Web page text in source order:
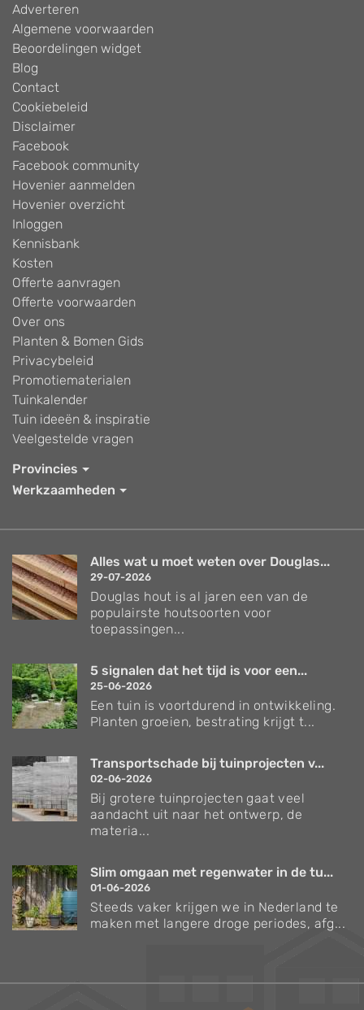
Adverteren
Algemene voorwaarden
Beoordelingen widget
Blog
Contact
Cookiebeleid
Disclaimer
Facebook
Facebook community
Hovenier aanmelden
Hovenier overzicht
Inloggen
Kennisbank
Kosten
Offerte aanvragen
Offerte voorwaarden
Over ons
Planten & Bomen Gids
Privacybeleid
Promotiematerialen
Tuinkalender
Tuin ideeën & inspiratie
Veelgestelde vragen
Provincies
Werkzaamheden
Alles wat u moet weten over Douglas...
29-07-2026
Douglas hout is al jaren een van de
populairste houtsoorten voor
toepassingen...
5 signalen dat het tijd is voor een...
25-06-2026
Een tuin is voortdurend in ontwikkeling.
Planten groeien, bestrating krijgt t...
Transportschade bij tuinprojecten v...
02-06-2026
Bij grotere tuinprojecten gaat veel
aandacht uit naar het ontwerp, de
materia...
Slim omgaan met regenwater in de tu...
01-06-2026
Steeds vaker krijgen we in Nederland te
maken met langere droge periodes, afg...
Verzorgingstips voor bomen en planten